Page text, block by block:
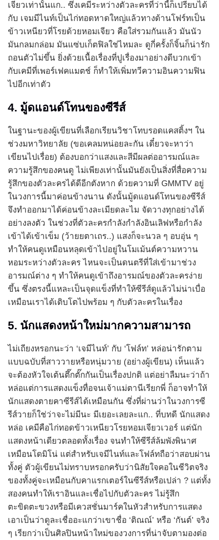
เจียวเท่านั้นแก.. ซึ่งเคมีระหว่างตัวละครที่ว่านี้ก็เปรียบได้
กับ เจมมีไนท์เป็นไก่ทอดหาดใหญ่แล้วทางด้านโฟร์ทเป็น
ข้าวเหนียวที่โรยด้วยหอมเจียว คือใส่รวมกันแล้ว มันนัว
มันกลมกล่อม มันแซ่บเก็ตฟิลใช่ไหมละ ดูกี่ครั้งก็จิ้นก็น่ารัก
ถอนตัวไม่ขึ้น ยิ่งด้วยเนื้อเรื่องที่ปูเรื่องมาอย่างดีบวกเข้า
กับเคมีที่เพอร์เฟคแมตช์ ก็ทำให้เพิ่มทวีความอินความฟิน
ไปอีกเท่าตัว
4. มู้ดแอนด์โทนของซีรีส์
ในฐานะของผู้เขียนที่เลือกเรียนวิชาโทบรอดแคสติ้งฯ ใน
ช่วงมหาวิทยาลัย (ขอเคลมหน่อยละกัน เดี๋ยวจะหาว่า
เขียนไปเรื่อย) ต้องบอกว่าแสงและสีมีผลต่ออารมณ์และ
ความรู้สึกของคนดู ไม่เพียงเท่านั้นมันยังเป็นสิ่งที่สื่อความ
รู้สึกของตัวละครได้ดีอีกตังหาก ด้วยความที่ GMMTV อยู่
ในวงการนี้มาค่อนข้างนาน ดังนั้นมู้ดแอนด์โทนของซีรีส์
จึงทำออกมาได้ค่อนข้างละเมียดละไม จัดวางทุกอย่างได้
อย่างลงตัว ในช่วงที่ตัวละครกำลังกำลังอินเลิฟหรือกำลัง
เข้าได้เข้าเข็ม (ว้ายยตาเถร..) แสงก็จะนวล ๆ อบอุ่น ๆ
ทำให้คนดูเหมือนหลุดเข้าไปอยู่ในโมเม้นต์ความหวาน
หอมระหว่างตัวละคร ไหนจะเป็นดนตรีที่ใส่เข้ามาช่วง
อารมณ์ต่าง ๆ ทำให้คนดูเข้าถึงอารมณ์ของตัวละครง่าย
ขึ้น ซึ่งตรงนี้แหละเป็นจุดแข็งที่ทำให้ซีรีส์ดูแล้วไม่น่าเบื่อ
เหมือนเราได้เติบโตไปพร้อม ๆ กับตัวละครในเรื่อง
5. นักแสดงหน้าใหม่มากความสามารถ
ไม่เถียงหรอกนะว่า ‘เจมีไนท์’ กับ ‘โฟล์ท’ หล่อน่ารักตาม
แบบฉบับที่สาววายหรือหนุ่มวาย (อย่างผู้เขียน) เห็นแล้ว
จะต้องหัวใจเต้นตึ๊กตั๊กกันเป็นเรื่องปกติ แต่อย่าลืมนะว่าถ้า
หล่อแต่การแสดงแข็งทื่อจนเจ้าแม่ตานีเรียกพี่ ก็อาจทำให้
นักแสดงตายคาซีรีส์ได้เหมือนกัน ซึ่งที่ผ่านว่าในวงการซี
รีส์วายก็ใช่ว่าจะไม่มีนะ มีเยอะเลยละแก.. ที่บทดี นักแสดง
หล่อ เคมีคือไก่ทอดข้าวเหนียวโรยหอมเจียวเวอร์ แต่นัก
แสดงหน้าเดียวตลอดทั้งเรื่อง จนทำให้ซีรีส์ล้มพังพินาศ
เหมือนโดมิโน่ แต่สำหรับเจมีไนท์และโฟล์ทถือว่าสอบผ่าน
ทั้งคู่ ตัวผู้เขียนไม่ทราบหรอกครับว่านิสัยใจคอในชีวิตจริง
ของทั้งคู่จะเหมือนกับคาแรกเตอร์ในซีรีส์หรือเปล่า ? แต่ทั้ง
สองคนทำให้เราอินและเชื่อไปกับตัวละคร ไม่รู้สึก
ตะขิดตะขวงหรือมีเควสชั่นมาร์คในหัวสำหรับการแสดง
เอาเป็นว่าดูละเชื่ออะแกว่าเขาชื่อ ‘ติณณ์’ หรือ ‘กันต์’ จริง
ๆ เรียกว่าเป็นศิลปินหน้าใหม่ของวงการที่น่าจับตามองต่อ